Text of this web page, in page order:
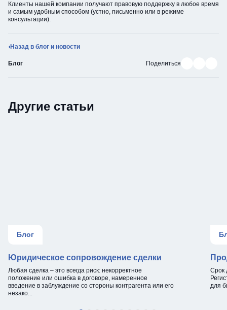
Клиенты нашей компании получают правовую поддержку в любое время
и самым удобным способом (устно, письменно или в режиме
консультации).
Назад в блог и новости
Блог Поделиться
Другие статьи
Блог
Юридическое сопровождение сделки
Любая сделка – это всегда риск: некорректное
положение или ошибка в договоре, намеренное
введение в заблуждение со стороны контрагента или его
незако...
Срок
для